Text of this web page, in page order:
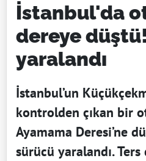
İstanbul'da
dereye
yaralandı
İstanbul’un
kontrolden çıkan bir
Ayamama Deresi’ne
sürücü yaralandı.